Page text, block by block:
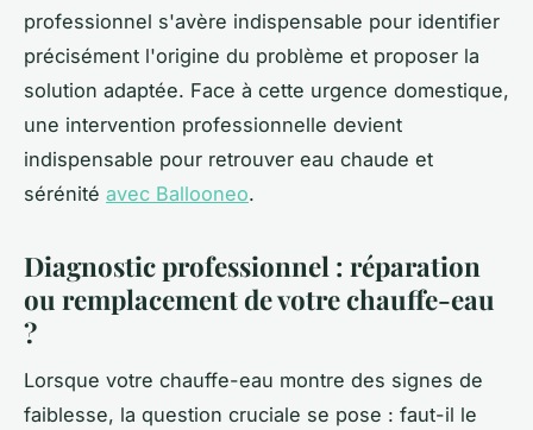
professionnel s'avère indispensable pour identifier
précisément l'origine du problème et proposer la
solution adaptée. Face à cette urgence domestique,
une intervention professionnelle devient
indispensable pour retrouver eau chaude et
sérénité avec Ballooneo.
Diagnostic professionnel : réparation
ou remplacement de votre chauffe-eau
?
Lorsque votre chauffe-eau montre des signes de
faiblesse, la question cruciale se pose : faut-il le